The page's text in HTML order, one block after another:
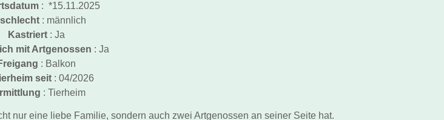
: *15.11.2025
: männlich
Kastriert : Ja
mit Artgenossen : Ja
: Balkon
seit: 04/2026
: Tierheim
nur eine liebe Familie, sondern auch zwei Artgenossen an seiner Seite hat.